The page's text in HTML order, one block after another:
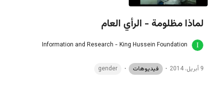
لماذا مظلومة - الرأي العام
Information and Research - King Hussein Foundation
9 أبريل، 2014 فيديوهات gender